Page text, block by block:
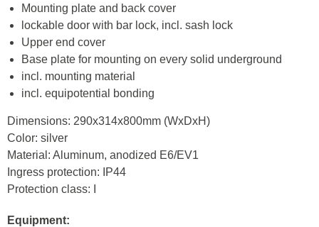
Mounting plate and back cover
lockable door with bar lock, incl. sash lock
Upper end cover
Base plate for mounting on every solid underground
incl. mounting material
incl. equipotential bonding
Dimensions: 290x314x800mm (WxDxH)
Color: silver
Material: Aluminum, anodized E6/EV1
Ingress protection: IP44
Protection class: I
Equipment: